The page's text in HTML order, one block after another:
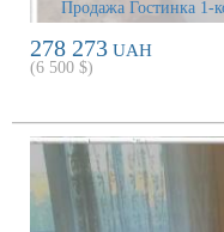
Продажа Гостинка 1-
278 273 UAH
(6 500 $)